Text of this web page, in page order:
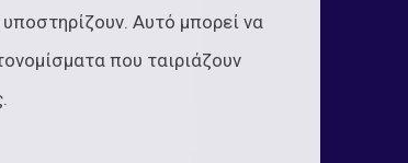
Αυτό μπορεί να
που ταιριάζουν